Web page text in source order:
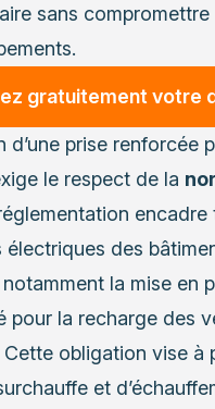
sans
gratuitement votre
d’une prise renforcée
le respect de la
encadre
électriques des
la mise en
pour la recharge des
obligation vise à
et